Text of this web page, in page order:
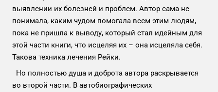
выявлении их болезней и проблем. Автор сама не
понимала, каким чудом помогала всем этим людям,
пока не пришла к выводу, который стал идейным для
этой части книги, что исцеляя их – она исцеляла себя.
Такова техника лечения Рейки.
Но полностью душа и доброта автора раскрывается
во второй части. В автобиографических